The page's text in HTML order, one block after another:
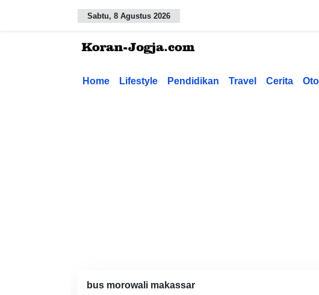
Sabtu, 8 Agustus 2026
Home Lifestyle Pendidikan Travel Cerita
bus morowali makassar